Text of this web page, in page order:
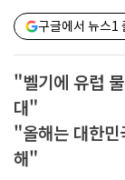
구글에서 뉴스1
"벨기에 유럽
대"
"올해는 대한
해"